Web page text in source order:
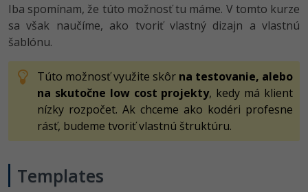
Iba spomínam, že túto možnosť tu máme. V tomto kurze
sa však naučíme, ako tvoriť vlastný dizajn a vlastnú
šablónu.
Túto možnosť využite skôr na testovanie, alebo
na skutočne low cost projekty, kedy má klient
nízky rozpočet. Ak chceme ako kodéri profesne
rásť, budeme tvoriť vlastnú štruktúru.
Templates